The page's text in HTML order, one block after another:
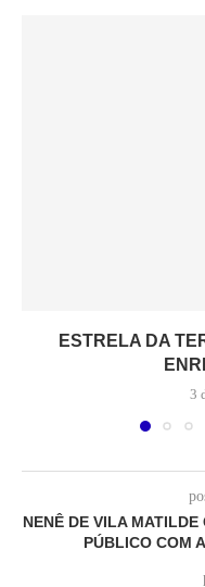
ESTRELA DA
3
NENÊ DE VILA MATILDE
PÚBLICO COM